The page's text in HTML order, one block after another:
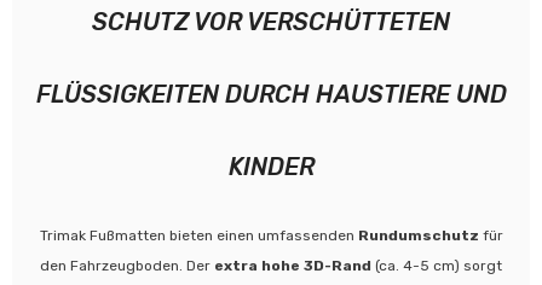
SCHUTZ VOR VERSCHÜTTETEN
FLÜSSIGKEITEN DURCH HAUSTIERE UND
KINDER
Trimak Fußmatten bieten einen umfassenden Rundumschutz für
den Fahrzeugboden. Der extra hohe 3D-Rand (ca. 4-5 cm) sorgt